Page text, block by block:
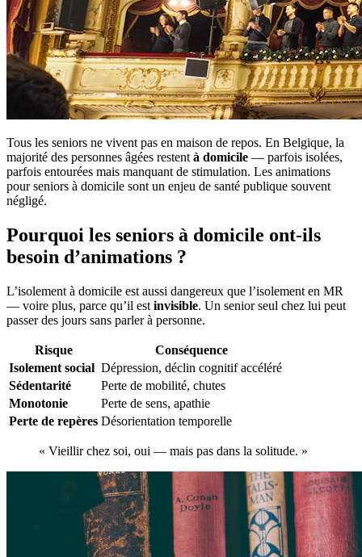
Tous les seniors ne vivent pas en maison de repos. En Belgique, la
majorité des personnes âgées restent à domicile — parfois isolées,
parfois entourées mais manquant de stimulation. Les animations
pour seniors à domicile sont un enjeu de santé publique souvent
négligé.
Pourquoi les seniors à domicile ont-ils
besoin d’animations ?
L’isolement à domicile est aussi dangereux que l’isolement en MR
— voire plus, parce qu’il est invisible. Un senior seul chez lui peut
passer des jours sans parler à personne.
Risque
Conséquence
Isolement social Dépression, déclin cognitif accéléré
Sédentarité
Perte de mobilité, chutes
Monotonie
Perte de sens, apathie
Perte de repères Désorientation temporelle
« Vieillir chez soi, oui — mais pas dans la solitude. »